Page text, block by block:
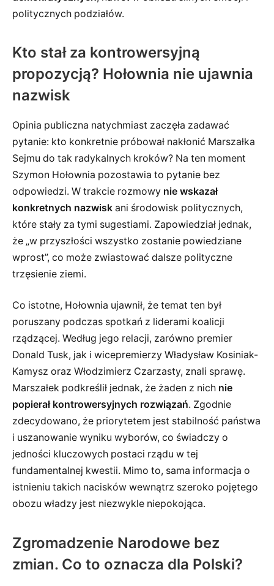
politycznych podziałów.
Kto stał za kontrowersyjną
propozycją? Hołownia nie ujawnia
nazwisk
Opinia publiczna natychmiast zaczęła zadawać
pytanie: kto konkretnie próbował nakłonić Marszałka
Sejmu do tak radykalnych kroków? Na ten moment
Szymon Hołownia pozostawia to pytanie bez
odpowiedzi. W trakcie rozmowy nie wskazał
konkretnych nazwisk ani środowisk politycznych,
które stały za tymi sugestiami. Zapowiedział jednak,
że „w przyszłości wszystko zostanie powiedziane
wprost”, co może zwiastować dalsze polityczne
trzęsienie ziemi.
Co istotne, Hołownia ujawnił, że temat ten był
poruszany podczas spotkań z liderami koalicji
rządzącej. Według jego relacji, zarówno premier
Donald Tusk, jak i wicepremierzy Władysław Kosiniak-
Kamysz oraz Włodzimierz Czarzasty, znali sprawę.
Marszałek podkreślił jednak, że żaden z nich nie
popierał kontrowersyjnych rozwiązań. Zgodnie
zdecydowano, że priorytetem jest stabilność państwa
i uszanowanie wyniku wyborów, co świadczy o
jedności kluczowych postaci rządu w tej
fundamentalnej kwestii. Mimo to, sama informacja o
istnieniu takich nacisków wewnątrz szeroko pojętego
obozu władzy jest niezwykle niepokojąca.
Zgromadzenie Narodowe bez
zmian. Co to oznacza dla Polski?